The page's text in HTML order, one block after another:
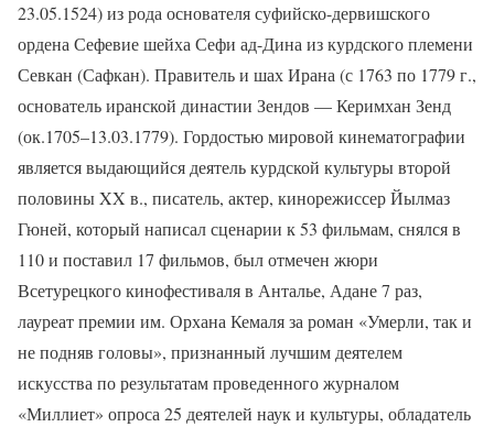
23.05.1524) из рода основателя суфийско-дервишского
ордена Сефевие шейха Сефи ад-Дина из курдского племени
Севкан (Сафкан). Правитель и шах Ирана (с 1763 по 1779 г.,
основатель иранской династии Зендов — Керимхан Зенд
(ок.1705–13.03.1779). Гордостью мировой кинематографии
является выдающийся деятель курдской культуры второй
половины XX в., писатель, актер, кинорежиссер Йылмаз
Гюней, который написал сценарии к 53 фильмам, снялся в
110 и поставил 17 фильмов, был отмечен жюри
Всетурецкого кинофестиваля в Анталье, Адане 7 раз,
лауреат премии им. Орхана Кемаля за роман «Умерли, так и
не подняв головы», признанный лучшим деятелем
искусства по результатам проведенного журналом
«Миллиет» опроса 25 деятелей наук и культуры, обладатель